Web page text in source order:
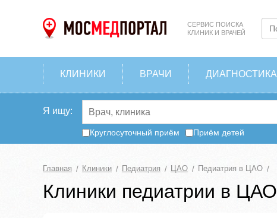
СЕРВИС ПОИСКА
КЛИНИК И ВРАЧЕЙ
КЛИНИКИ ВРАЧИ ДИАГНОСТИКА
Я ищу:
Круглосуточный приём Приём детей
Главная Клиники Педиатрия ЦАО Педиатрия в ЦАО
Клиники педиатрии в ЦАО